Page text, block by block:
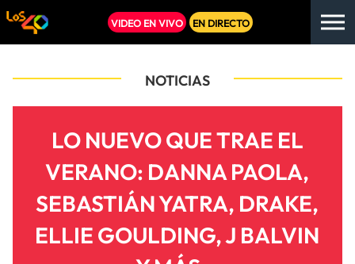
VIDEO EN VIVO EN DIRECTO
NOTICIAS
LO NUEVO QUE TRAE EL
VERANO: DANNA PAOLA,
SEBASTIÁN YATRA, DRAKE,
ELLIE GOULDING, J BALVIN